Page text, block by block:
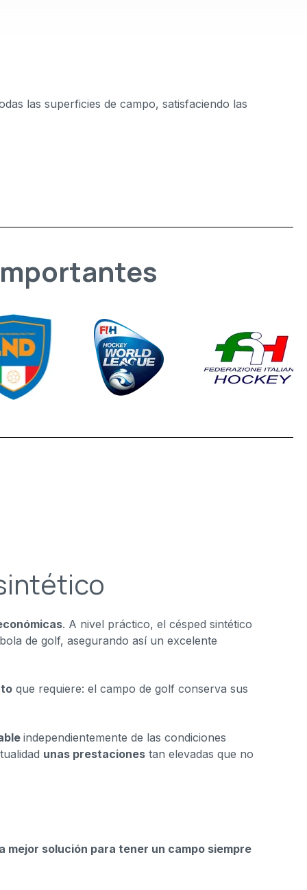
las superficies de campo, satisfaciendo las
. A nivel práctico, el césped sintético
de golf, asegurando así un excelente
que requiere: el campo de golf conserva sus
independientemente de las condiciones
unas prestaciones tan elevadas que no
mejor solución para tener un campo siempre